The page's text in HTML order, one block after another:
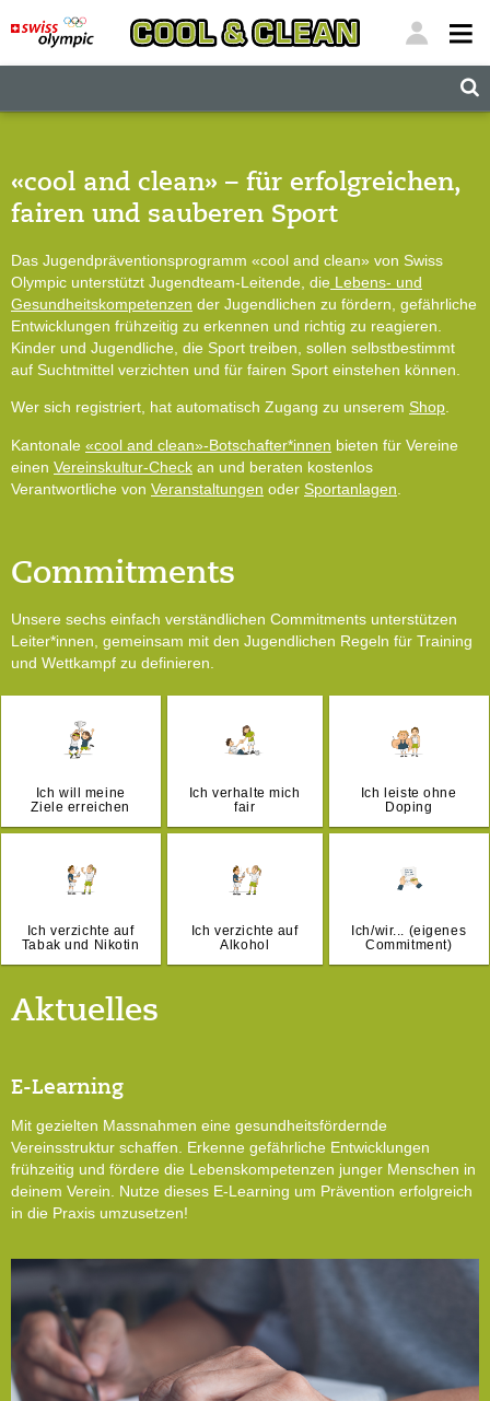
«cool and clean» – für erfolgreichen,
fairen und sauberen Sport
Das Jugendpräventionsprogramm «cool and clean» von Swiss
Olympic unterstützt Jugendteam-Leitende, die Lebens- und
Gesundheitskompetenzen der Jugendlichen zu fördern, gefährliche
Entwicklungen frühzeitig zu erkennen und richtig zu reagieren.
Kinder und Jugendliche, die Sport treiben, sollen selbstbestimmt
auf Suchtmittel verzichten und für fairen Sport einstehen können.
Wer sich registriert, hat automatisch Zugang zu unserem Shop.
Kantonale «cool and clean»-Botschafter*innen bieten für Vereine
einen Vereinskultur-Check an und beraten kostenlos
Verantwortliche von Veranstaltungen oder Sportanlagen
Commitments
Unsere sechs einfach verständlichen Commitments unterstützen
Leiter*innen, gemeinsam mit den Jugendlichen Regeln für Training
und Wettkampf zu definieren.
Ich will meine
Ziele erreichen
Ich verhalte mich
fair
Ich leiste ohne
Doping
Ich verzichte auf
Tabak und Nikotin
Ich verzichte auf
Alkohol
Ich/wir... (eigenes
Commitment)
Aktuelles
E-Learning
Mit gezielten Massnahmen eine gesundheitsfördernde
Vereinsstruktur schaffen. Erkenne gefährliche Entwicklungen
frühzeitig und fördere die Lebenskompetenzen junger Menschen in
deinem Verein. Nutze dieses E-Learning um Prävention erfolgreich
in die Praxis umzusetzen!